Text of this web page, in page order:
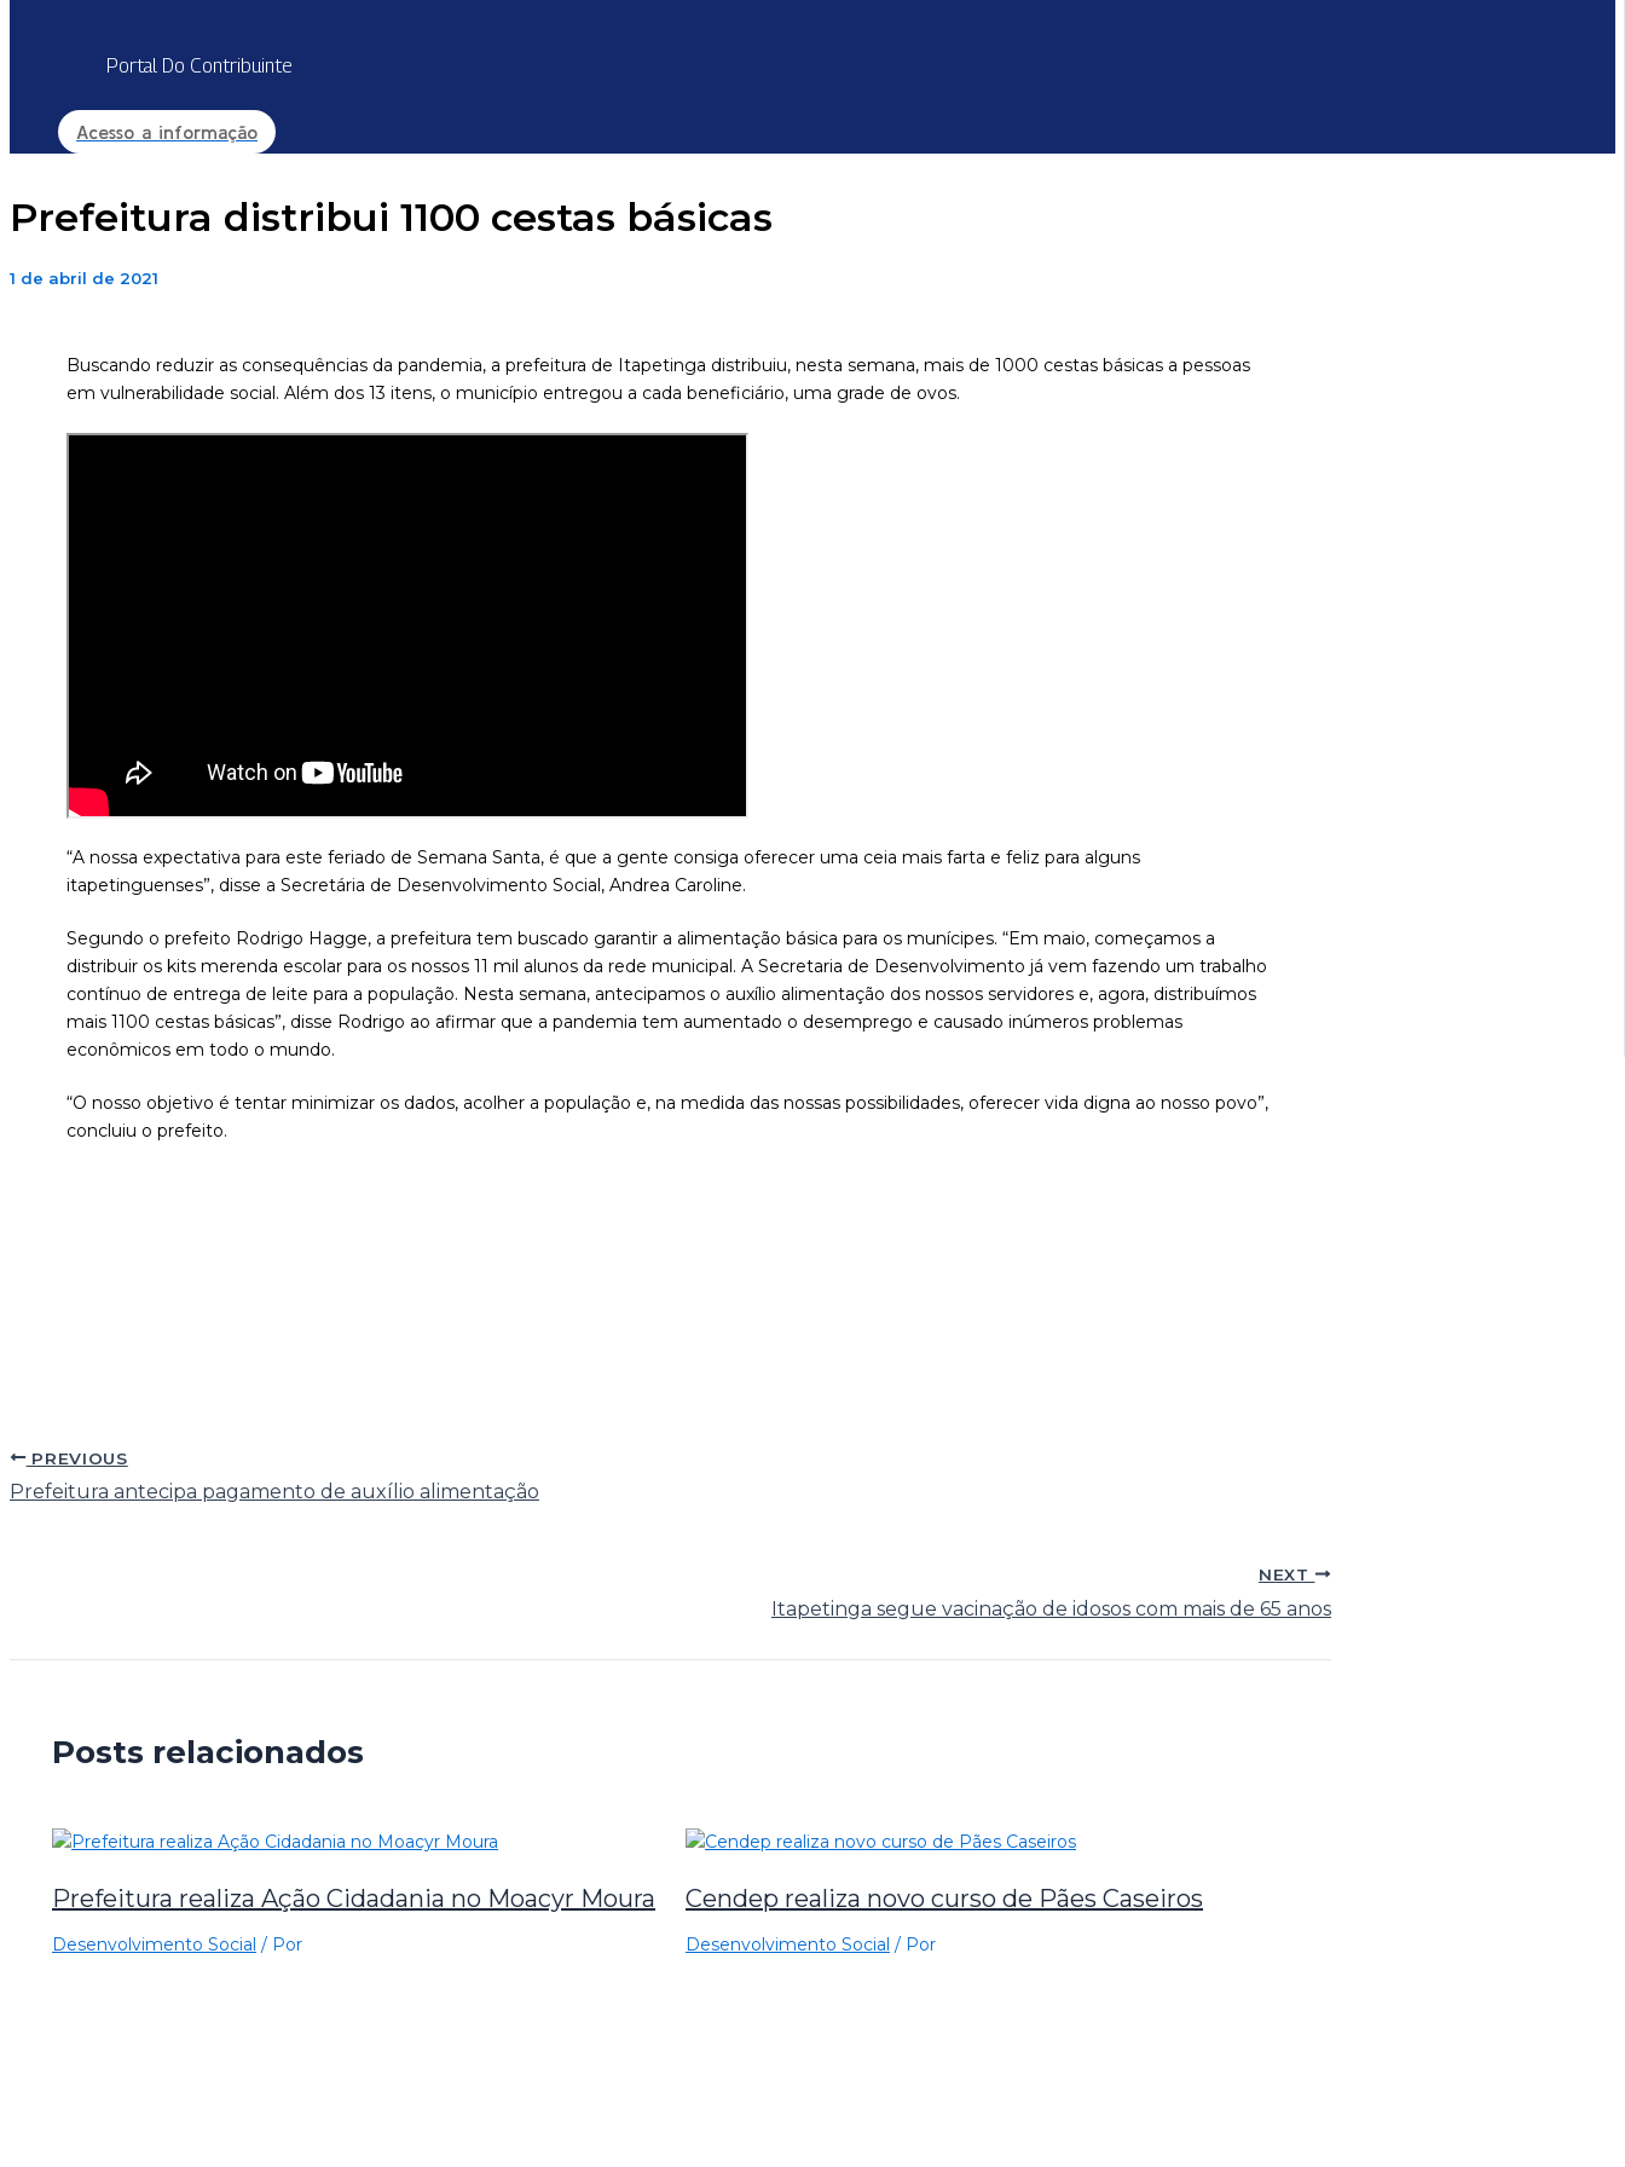
Portal Do Contribuinte
Acesso a informação
Prefeitura distribui 1100 cestas básicas
1 de abril de 2021
Buscando reduzir as consequências da pandemia, a prefeitura de Itapetinga distribuiu, nesta semana, mais de 1000 cestas básicas a pessoas
em vulnerabilidade social. Além dos 13 itens, o município entregou a cada beneficiário, uma grade de ovos.
“A nossa expectativa para este feriado de Semana Santa, é que a gente consiga oferecer uma ceia mais farta e feliz para alguns
itapetinguenses”, disse a Secretária de Desenvolvimento Social, Andrea Caroline.
Segundo o prefeito Rodrigo Hagge, a prefeitura tem buscado garantir a alimentação básica para os munícipes. “Em maio, começamos a
distribuir os kits merenda escolar para os nossos 11 mil alunos da rede municipal. A Secretaria de Desenvolvimento já vem fazendo um trabalho
contínuo de entrega de leite para a população. Nesta semana, antecipamos o auxílio alimentação dos nossos servidores e, agora, distribuímos
mais 1100 cestas básicas”, disse Rodrigo ao afirmar que a pandemia tem aumentado o desemprego e causado inúmeros problemas
econômicos em todo o mundo.
“O nosso objetivo é tentar minimizar os dados, acolher a população e, na medida das nossas possibilidades, oferecer vida digna ao nosso povo”,
concluiu o prefeito.
PREVIOUS
Prefeitura antecipa pagamento de auxílio alimentação
NEXT
Itapetinga segue vacinação de idosos com mais de 65 anos
Posts relacionados
Prefeitura realiza Ação Cidadania no Moacyr Moura
Desenvolvimento Social / Por
Cendep realiza novo curso de Pães Caseiros
Desenvolvimento Social / Por